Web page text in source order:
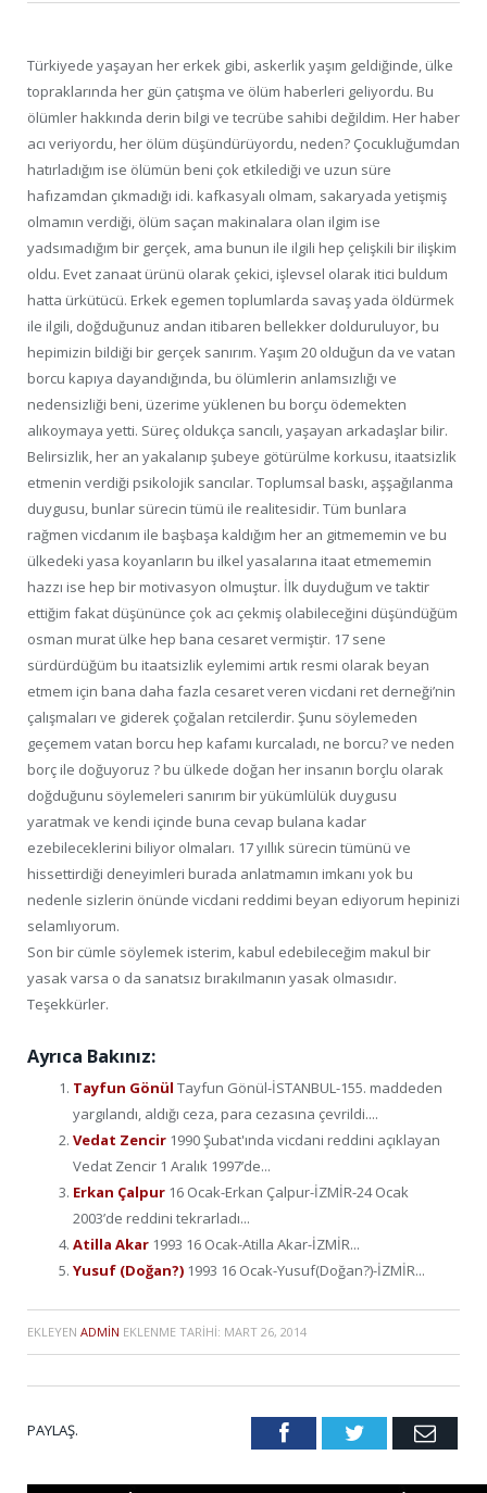
Türkiyede yaşayan her erkek gibi, askerlik yaşım geldiğinde, ülke
topraklarında her gün çatışma ve ölüm haberleri geliyordu. Bu
ölümler hakkında derin bilgi ve tecrübe sahibi değildim. Her haber
acı veriyordu, her ölüm düşündürüyordu, neden? Çocukluğumdan
hatırladığım ise ölümün beni çok etkilediği ve uzun süre
hafızamdan çıkmadığı idi. kafkasyalı olmam, sakaryada yetişmiş
olmamın verdiği, ölüm saçan makinalara olan ilgim ise
yadsımadığım bir gerçek, ama bunun ile ilgili hep çelişkili bir ilişkim
oldu. Evet zanaat ürünü olarak çekici, işlevsel olarak itici buldum
hatta ürkütücü. Erkek egemen toplumlarda savaş yada öldürmek
ile ilgili, doğduğunuz andan itibaren bellekker dolduruluyor, bu
hepimizin bildiği bir gerçek sanırım. Yaşım 20 olduğun da ve vatan
borcu kapıya dayandığında, bu ölümlerin anlamsızlığı ve
nedensizliği beni, üzerime yüklenen bu borçu ödemekten
alıkoymaya yetti. Süreç oldukça sancılı, yaşayan arkadaşlar bilir.
Belirsizlik, her an yakalanıp şubeye götürülme korkusu, itaatsizlik
etmenin verdiği psikolojik sancılar. Toplumsal baskı, aşşağılanma
duygusu, bunlar sürecin tümü ile realitesidir. Tüm bunlara
rağmen vicdanım ile başbaşa kaldığım her an gitmememin ve bu
ülkedeki yasa koyanların bu ilkel yasalarına itaat etmememin
hazzı ise hep bir motivasyon olmuştur. İlk duyduğum ve taktir
ettiğim fakat düşününce çok acı çekmiş olabileceğini düşündüğüm
osman murat ülke hep bana cesaret vermiştir. 17 sene
sürdürdüğüm bu itaatsizlik eylemimi artık resmi olarak beyan
etmem için bana daha fazla cesaret veren vicdani ret derneği’nin
çalışmaları ve giderek çoğalan retcilerdir. Şunu söylemeden
geçemem vatan borcu hep kafamı kurcaladı, ne borcu? ve neden
borç ile doğuyoruz ? bu ülkede doğan her insanın borçlu olarak
doğduğunu söylemeleri sanırım bir yükümlülük duygusu
yaratmak ve kendi içinde buna cevap bulana kadar
ezebileceklerini biliyor olmaları. 17 yıllık sürecin tümünü ve
hissettirdiği deneyimleri burada anlatmamın imkanı yok bu
nedenle sizlerin önünde vicdani reddimi beyan ediyorum hepinizi
selamlıyorum.
Son bir cümle söylemek isterim, kabul edebileceğim makul bir
yasak varsa o da sanatsız bırakılmanın yasak olmasıdır.
Teşekkürler.
Ayrıca Bakınız:
Tayfun Gönül Tayfun Gönül-İSTANBUL-155. maddeden
yargılandı, aldığı ceza, para cezasına çevrildi....
Vedat Zencir 1990 Şubat'ında vicdani reddini açıklayan
Vedat Zencir 1 Aralık 1997’de...
Erkan Çalpur 16 Ocak-Erkan Çalpur-İZMİR-24 Ocak
2003’de reddini tekrarladı...
Atilla Akar 1993 16 Ocak-Atilla Akar-İZMİR...
Yusuf (Doğan?) 1993 16 Ocak-Yusuf(Doğan?)-İZMİR...
EKLEYEN ADMIN EKLENME TARIHI: MART 26, 2014
PAYLAŞ. FacebookTwitter Email